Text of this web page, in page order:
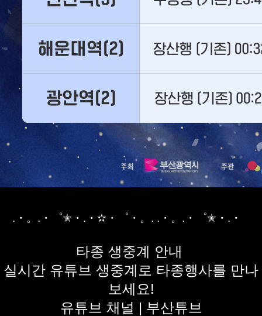
.・。.・゜✭・.・✫・゜・。. .・。.・゜✭・.・⠀
타종 생중계 안내
실시간 유튜브 생중계로 타종행사를 만나
보세요!
유튜브 채널 | 부산튜브